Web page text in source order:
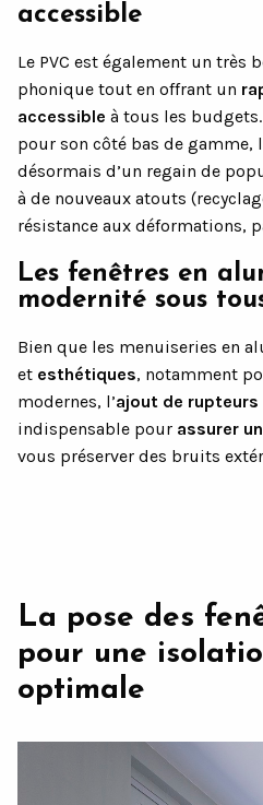
accessible
Le PVC est également un très
phonique tout en offrant un
accessible à tous les
pour son côté bas de gamme,
désormais d’un regain de
à de nouveaux atouts
résistance aux déformations,
Les fenêtres en
modernité sous
Bien que les menuiseries en
et esthétiques, notamment
modernes, l’ajout de
indispensable pour assurer
vous préserver des bruits
La pose des
pour une
optimale